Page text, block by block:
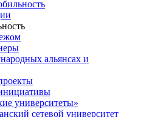
альянсах и
университеты»
сетевой университет